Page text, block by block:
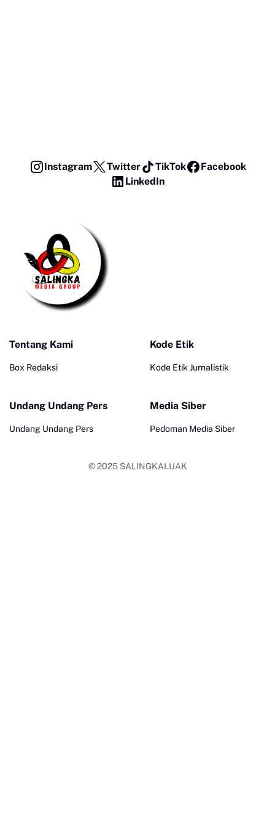
Instagram Twitter TikTok
Facebook
LinkedIn
Tentang Kami
Box Redaksi
Kode Etik
Kode Etik Jurnalistik
Undang Undang Pers
Undang Undang Pers
Media Siber
Pedoman Media Siber
© 2025 SALINGKALUAK